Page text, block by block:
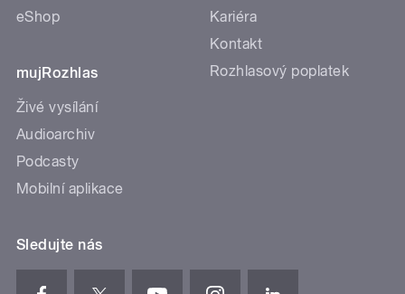
eShop
mujRozhlas
Živé vysílání
Audioarchiv
Podcasty
Mobilní aplikace
Kariéra
Kontakt
Rozhlasový poplatek
Sledujte nás